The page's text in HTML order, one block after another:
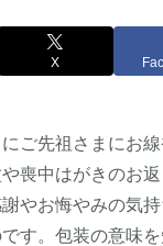
X
ご先祖さまにお
喪中はがきのお
やお悔やみの気
す。包装の意味